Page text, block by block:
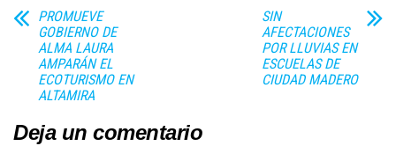
PROMUEVE
GOBIERNO DE
ALMA LAURA
AMPARÁN EL
ECOTURISMO EN
ALTAMIRA
SIN
AFECTACIONES
POR LLUVIAS EN
ESCUELAS DE
CIUDAD MADERO
Deja un comentario